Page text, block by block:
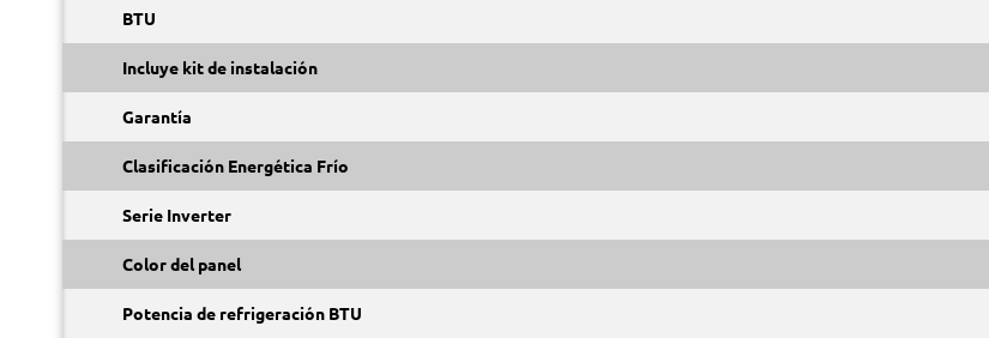
BTU
Incluye kit de instalación
Garantía
Clasificación Energética Frío
Serie Inverter
Color del panel
Potencia de refrigeración BTU